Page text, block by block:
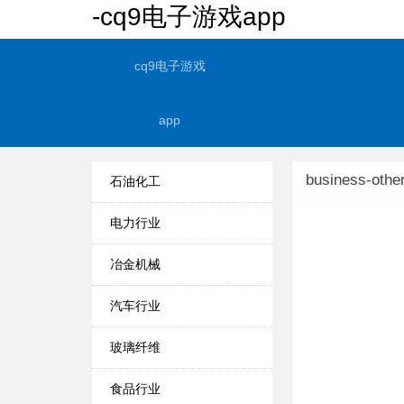
-cq9电子游戏app
cq9电子游戏
app
石油化工
电力行业
冶金机械
汽车行业
玻璃纤维
食品行业
business-